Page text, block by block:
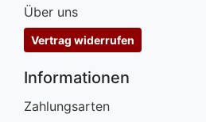
Über uns
Vertrag widerrufen
Informationen
Zahlungsarten